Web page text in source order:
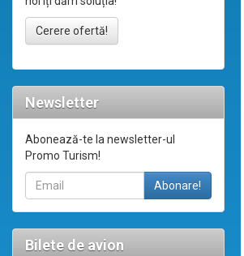
Cerere ofertă!
Newsletter
Abonează-te la newsletter-ul
Promo Turism!
Bilete de avion